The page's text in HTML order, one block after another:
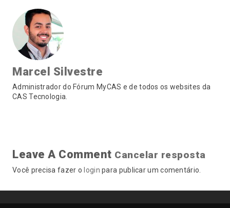
Marcel Silvestre
Administrador do Fórum MyCAS e de todos os websites da
CAS Tecnologia.
Leave A Comment Cancelar resposta
Você precisa fazer o login para publicar um comentário.